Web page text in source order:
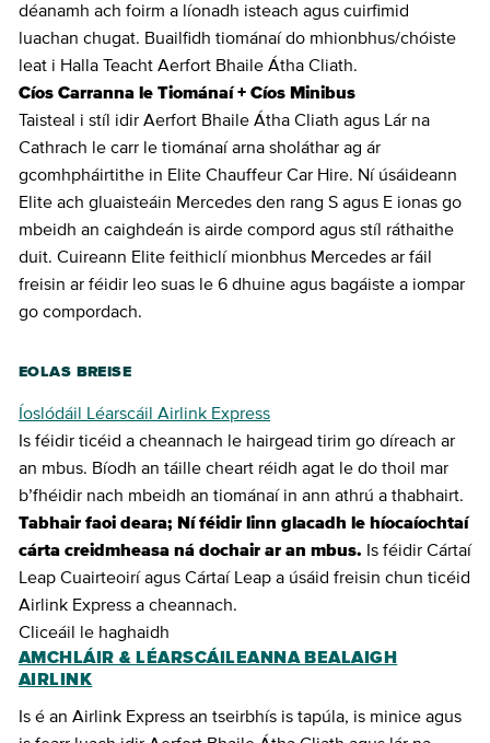
déanamh ach foirm a líonadh isteach agus cuirfimid
luachan chugat. Buailfidh tiománaí do mhionbhus/chóiste
leat i Halla Teacht Aerfort Bhaile Átha Cliath.
Cíos Carranna le Tiománaí + Cíos Minibus
Taisteal i stíl idir Aerfort Bhaile Átha Cliath agus Lár na
Cathrach le carr le tiománaí arna sholáthar ag ár
gcomhpháirtithe in Elite Chauffeur Car Hire. Ní úsáideann
Elite ach gluaisteáin Mercedes den rang S agus E ionas go
mbeidh an caighdeán is airde compord agus stíl ráthaithe
duit. Cuireann Elite feithiclí mionbhus Mercedes ar fáil
freisin ar féidir leo suas le 6 dhuine agus bagáiste a iompar
go compordach.
EOLAS BREISE
Íoslódáil Léarscáil Airlink Express
Is féidir ticéid a cheannach le hairgead tirim go díreach ar
an mbus. Bíodh an táille cheart réidh agat le do thoil mar
b’fhéidir nach mbeidh an tiománaí in ann athrú a thabhairt.
Tabhair faoi deara; Ní féidir linn glacadh le híocaíochtaí
cárta creidmheasa ná dochair ar an mbus. Is féidir Cártaí
Leap Cuairteoirí agus Cártaí Leap a úsáid freisin chun ticéid
Airlink Express a cheannach.
Cliceáil le haghaidh
AMCHLÁIR & LÉARSCÁILEANNA BEALAIGH
AIRLINK
Is é an Airlink Express an tseirbhís is tapúla, is minice agus